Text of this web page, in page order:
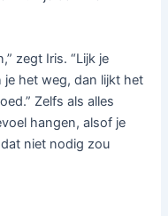
zegt Iris. “Lijk je
je het weg, dan lijkt het
Zelfs als alles
hangen, alsof je
niet nodig zou